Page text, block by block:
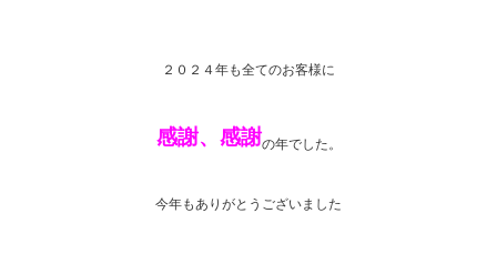
２０２４年も全てのお客様に
感謝、感謝の年でした。
今年もありがとうございました